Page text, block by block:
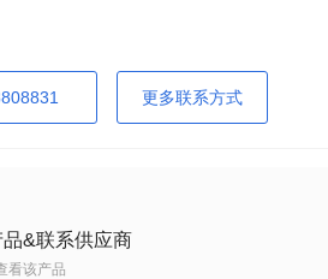
更多联系方式
&联系供应商
看该产品